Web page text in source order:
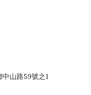
山路59號之1